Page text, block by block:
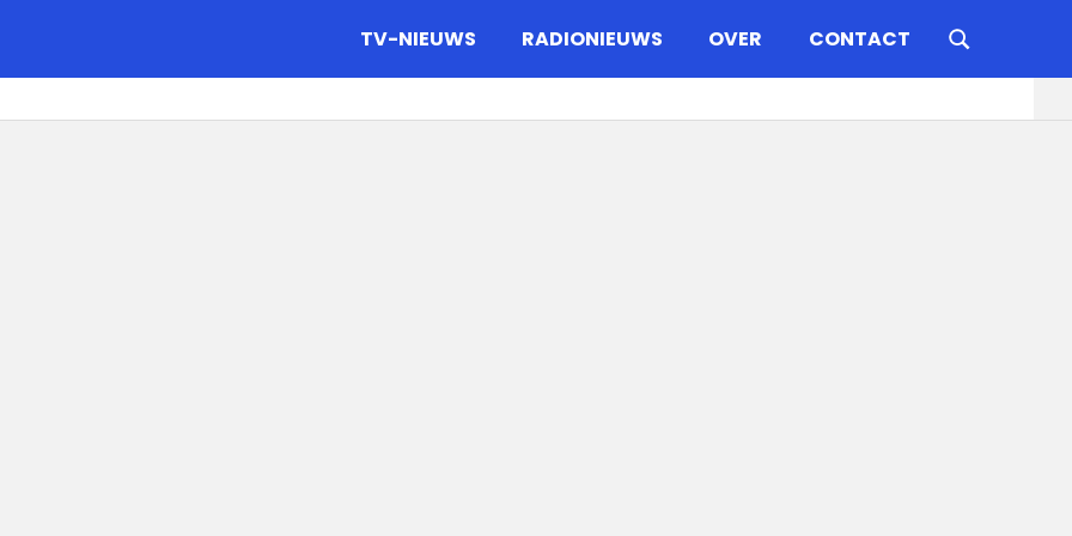
TV-NIEUWS RADIONIEUWS OVER CONTACT